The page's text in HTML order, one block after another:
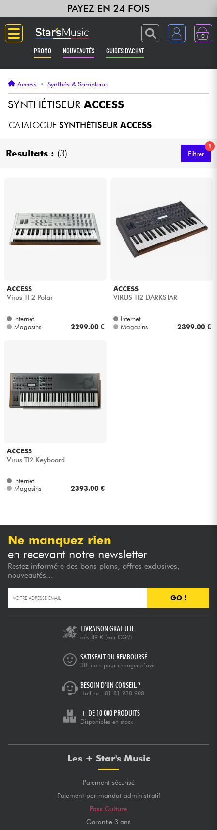
PAYEZ EN 24 FOIS
0
PROMO NOUVEAUTÉS GUIDES D'ACHAT
Guitares & Basses
Amplis & Effets
Claviers & Pianos
Casques
Eclairage
Vents
Violons & Quatuor
Câbles & Access.
Access • Synthés & Sampleurs
SYNTHÉTISEUR ACCESS
CATALOGUE SYNTHÉTISEUR ACCESS
Resultats : (3)
1
Filtrer
ACCESS
Virus TI 2 Polar
Internet
Magasins
2299.00 €
ACCESS
VIRUS TI2 DARKSTAR
Internet
Magasins
2399.00 €
ACCESS
Virus TI2 Keyboard
Internet
Magasins
2393.00 €
Ne manquez rien
en recevant notre newsletter
Restez informé·e des bons plans, offres exclusives,
nouveautés...
GO !
LIVRAISON GRATUITE
dès 89 € (voir CGV)
SATISFAIT OU REMBOURSÉ
30 jours pour changer d’avis
BESOIN D’UN CONSEIL ?
Hotline : 01 81 930 900
+ DE 10 000 PRODUITS
Disponibles en stock
Les + Star's Music
Paiement sécurisé
Paiement par mandat administratif
Pass Culture
Garantie 3 ans